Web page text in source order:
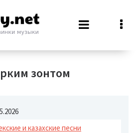
зонтом
и казахские песни